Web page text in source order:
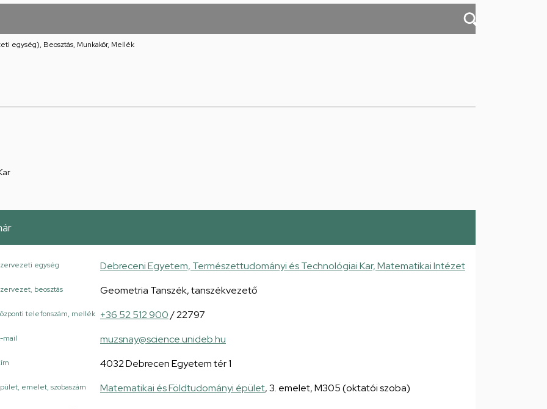
egység), Beosztás, Munkakör, Mellék
egység Debreceni Egyetem, Természettudományi és Technológiai Kar, Matematikai Intézet
beosztás Geometria Tanszék, tanszékvezető
telefonszám, mellék +36 52 512 900/ 22797
mail muzsnay@science.unideb.hu
4032 Debrecen Egyetem tér 1
emelet, szobaszám Matematikai és Földtudományi épület, 3. emelet, M305 (oktatói szoba)